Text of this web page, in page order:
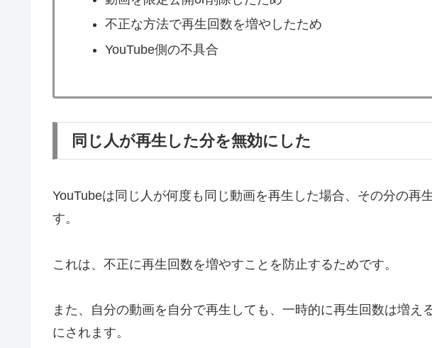
不正な方法で再生回数を増やしたため
YouTube側の不具合
同じ人が再生した分を無効にした
YouTubeは同じ人が何度も同じ動画を再生した場合、その分の再
す。
これは、不正に再生回数を増やすことを防止するためです。
また、自分の動画を自分で再生しても、一時的に再生回数は増え
にされます。